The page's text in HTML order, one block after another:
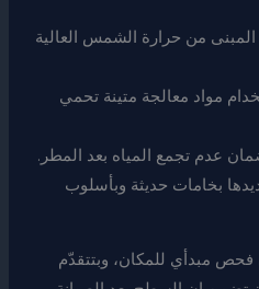
المبنى من حرارة الشمس العالية
مواد معالجة متينة تحمي
عدم تجمع المياه بعد المطر.
بخامات حديثة وبأسلوب
مبدأي للمكان، وبتتقدّم